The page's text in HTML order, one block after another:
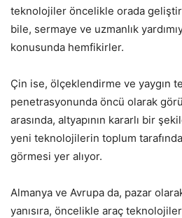
teknolojiler öncelikle orada
bile, sermaye ve uzmanlık
konusunda hemfikirler.
Çin ise, ölçeklendirme ve yaygın
penetrasyonunda öncü olarak
arasında, altyapının kararlı bir
yeni teknolojilerin toplum
görmesi yer alıyor.
Almanya ve Avrupa da, pazar
yanısıra, öncelikle araç